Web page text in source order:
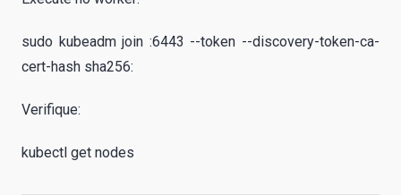
sudo kubeadm join :6443 --token --discovery-token-ca-
cert-hash sha256:
Verifique:
kubectl get nodes